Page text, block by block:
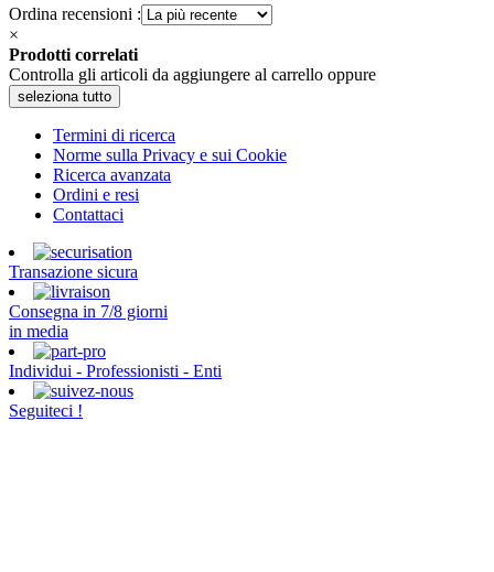
Ordina recensioni :
×
Prodotti correlati
Controlla gli articoli da aggiungere al carrello oppure
seleziona tutto
Termini di ricerca
Norme sulla Privacy e sui Cookie
Ricerca avanzata
Ordini e resi
Contattaci
Transazione sicura
Consegna in 7/8 giorni
in media
Individui - Professionisti - Enti
Seguiteci !